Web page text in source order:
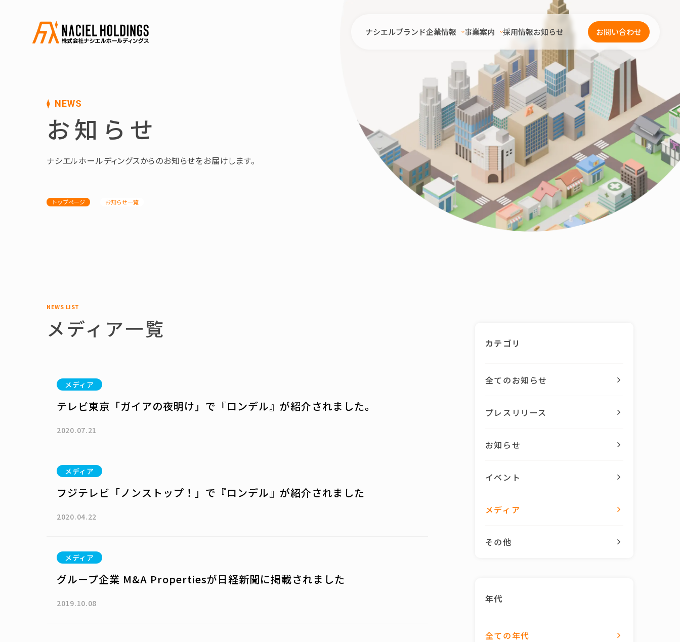
ナシエルブランド企業情報 事業案内 採用情報お知らせ お問い合わせ
NEWS
お知らせ
ナシエルホールディングスからのお知らせをお届けします。
トップページ お知らせ一覧
NEWS LIST
メディア一覧
メディア
テレビ東京「ガイアの夜明け」で『ロンデル』が紹介されました。
2020.07.21
メディア
フジテレビ「ノンストップ！」で『ロンデル』が紹介されました
2020.04.22
メディア
グループ企業 M&A Propertiesが日経新聞に掲載されました
2019.10.08
カテゴリ
全てのお知らせ
プレスリリース
お知らせ
イベント
メディア
その他
年代
全ての年代